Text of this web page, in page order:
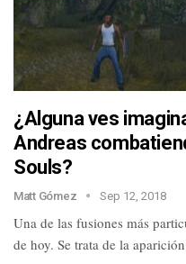
¿Alguna ves
Andreas
Souls?
Matt Gómez Sep 12, 2018
Una de las fusiones más
de hoy. Se trata de la